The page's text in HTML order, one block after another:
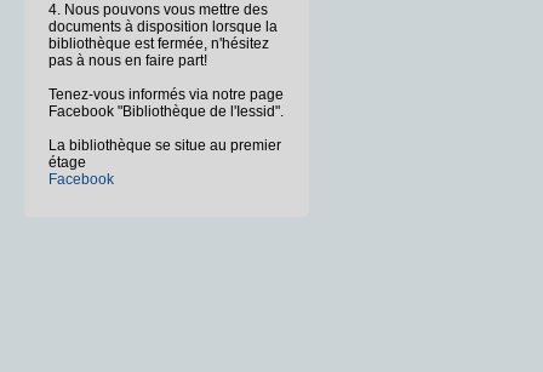
4. Nous pouvons vous mettre des
documents à disposition lorsque la
bibliothèque est fermée, n'hésitez
pas à nous en faire part!
Tenez-vous informés via notre page
Facebook "Bibliothèque de l'Iessid".
La bibliothèque se situe au premier
étage
Facebook